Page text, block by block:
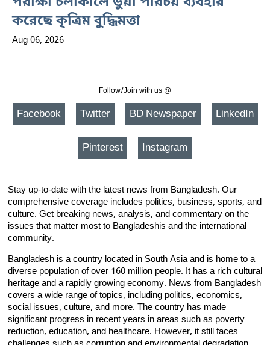
করেছে কৃত্রিম বুদ্ধিমত্তা
Aug 06, 2026
Follow/Join with us @
Facebook Twitter BD Newspaper LinkedIn
Pinterest Instagram
Stay up-to-date with the latest news from Bangladesh. Our
comprehensive coverage includes politics, business, sports, and
culture. Get breaking news, analysis, and commentary on the
issues that matter most to Bangladeshis and the international
community.
Bangladesh is a country located in South Asia and is home to a
diverse population of over 160 million people. It has a rich cultural
heritage and a rapidly growing economy. News from Bangladesh
covers a wide range of topics, including politics, economics,
social issues, culture, and more. The country has made
significant progress in recent years in areas such as poverty
reduction, education, and healthcare. However, it still faces